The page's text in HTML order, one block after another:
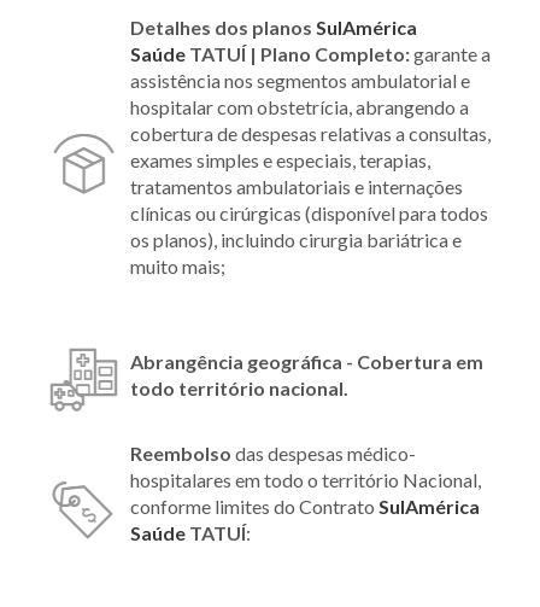
Detalhes dos planos SulAmérica
Saúde TATUÍ | Plano Completo:garante a
assistência nos segmentos ambulatorial e
hospitalar com obstetrícia, abrangendo a
cobertura de despesas relativas a consultas,
exames simples e especiais, terapias,
tratamentos ambulatoriais e internações
clínicas ou cirúrgicas (disponível para todos
os planos), incluindo cirurgia bariátrica e
muito mais;
Abrangência geográfica - Cobertura em
todo território nacional.
Reembolso das despesas médico-
hospitalares em todo o território Nacional,
conforme limites do Contrato SulAmérica
Saúde TATUÍ: